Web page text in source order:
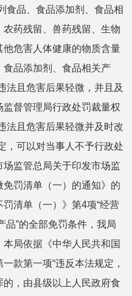
食品、食品添加剂、食品相
药残留、兽药残留、生物
危害人体健康的物质含量
品添加剂、食品相关产
法且危害后果轻微，并且及
督管理局行政处罚裁量权
法且危害后果轻微并及时改
，可以对当事人不予行政处
监管总局关于印发市场监
罚清单（一）的通知》的
罚清单（一）》第4项“经营
品”的全部免罚条件，我局
局依据《中华人民共和国
款第一项“违反本法规定，
，由县级以上人民政府食